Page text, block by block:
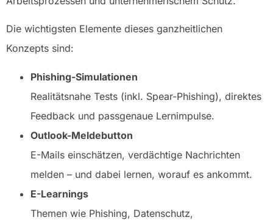
Die wichtigsten Elemente dieses ganzheitlichen
Konzepts sind:
Phishing-Simulationen
Realitätsnahe Tests (inkl. Spear-Phishing), direktes
Feedback und passgenaue Lernimpulse.
Outlook-Meldebutton
E-Mails einschätzen, verdächtige Nachrichten
melden – und dabei lernen, worauf es ankommt.
E-Learnings
Themen wie Phishing, Datenschutz,